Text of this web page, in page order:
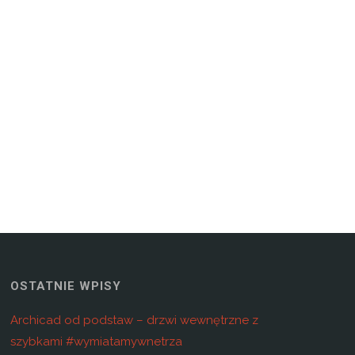
OSTATNIE WPISY
Archicad od podstaw – drzwi wewnętrzne z
szybkami #wymiatamywnetrza